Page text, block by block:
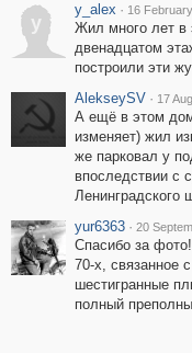
y
y_alex · 16
Жил много лет в
двенадцатом
построили эти
AlekseySV · 17
А ещё в этом
изменяет) жил
же парковал у
впоследствии с
Ленинградского
yur6363 · 20
Спасибо за
70-х, связанное
шестигранные
полный